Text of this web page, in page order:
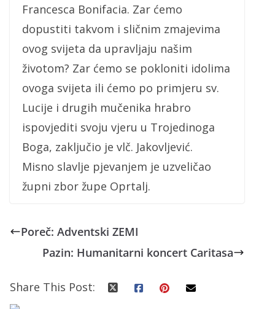
Francesca Bonifacia. Zar ćemo
dopustiti takvom i sličnim zmajevima
ovog svijeta da upravljaju našim
životom? Zar ćemo se pokloniti idolima
ovoga svijeta ili ćemo po primjeru sv.
Lucije i drugih mučenika hrabro
ispovjediti svoju vjeru u Trojedinoga
Boga, zaključio je vlč. Jakovljević.
Misno slavlje pjevanjem je uzveličao
župni zbor župe Oprtalj.
Poreč: Adventski ZEMI
Pazin: Humanitarni koncert Caritasa
Share This Post: